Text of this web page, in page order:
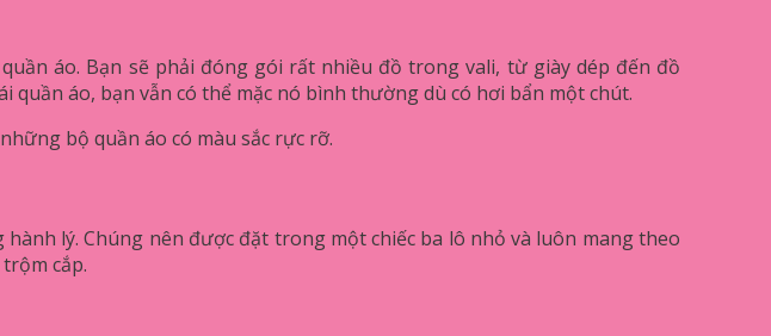
áo. Bạn sẽ phải đóng gói rất nhiều đồ trong vali, từ giày dép đến đồ
áo, bạn vẫn có thể mặc nó bình thường dù có hơi bẩn một chút.
bộ quần áo có màu sắc rực rỡ.
lý. Chúng nên được đặt trong một chiếc ba lô nhỏ và luôn mang theo
cắp.